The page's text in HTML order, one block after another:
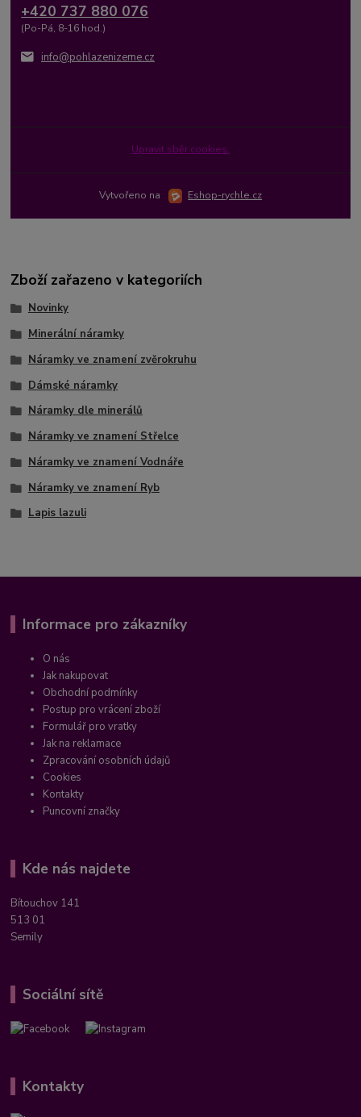
+420 737 880 076
(Po-Pá, 8-16 hod.)
info@pohlazenizeme.cz
Upravit sběr cookies.
Vytvořeno na Eshop-rychle.cz
Zboží zařazeno v kategoriích
Novinky
Minerální náramky
Náramky ve znamení zvěrokruhu
Dámské náramky
Náramky dle minerálů
Náramky ve znamení Střelce
Náramky ve znamení Vodnáře
Náramky ve znamení Ryb
Lapis lazuli
Informace pro zákazníky
O nás
Jak nakupovat
Obchodní podmínky
Postup pro vrácení zboží
Formulář pro vratky
Jak na reklamace
Zpracování osobních údajů
Cookies
Kontakty
Puncovní značky
Kde nás najdete
Bítouchov 141
513 01
Semily
Sociální sítě
Kontakty